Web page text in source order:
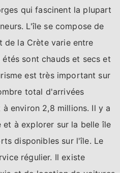
qui fascinent la plupart
L'île se compose de
de la Crète varie entre
sont chauds et secs et
est très important sur
total d'arrivées
environ 2,8 millions. Il y a
et à explorer sur la belle île
disponibles sur l'île. Le
régulier. Il existe